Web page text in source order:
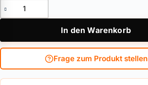
Faltschloss 6000KA/90 black SH Menge
In den Warenkorb
Frage zum Produkt stellen